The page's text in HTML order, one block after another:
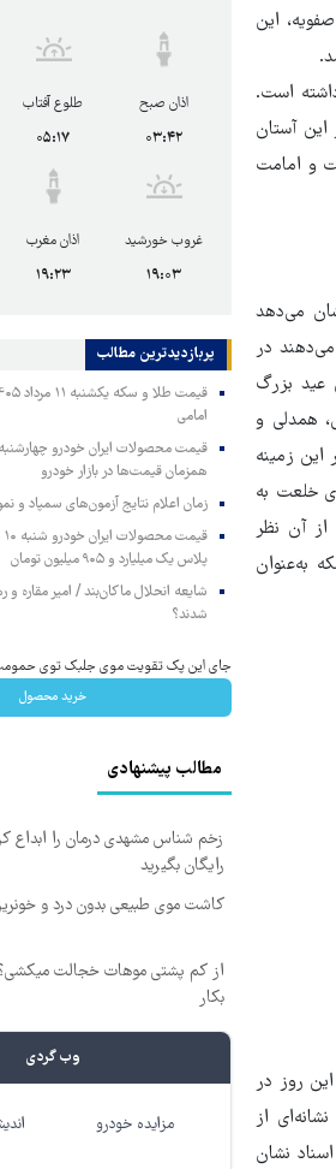
این
است.
آستان
و امامت
می‌دهد
در
عید بزرگ
همدلی و
زمینه
اعطای خلعت به
آن نظر
به‌عنوان
روز در
از
نشان
اذان صبح
۰۳:۴۲
طلوع آفتاب
۰۵:۱۷
غروب خورشید
۱۹:۰۳
اذان مغرب
۱۹:۲۳
پربازدیدترین‌ مطالب
امامی
همزمان قیمت‌ها در بازار خودرو
زمان اعلام نتایج آزمون‌های سمپاد
پلاس یک میلیارد و ۹۰۵ میلیون تومان
شایعه انحلال ماکان‌بند / امیر مقاره
شدند؟
جای این پک تقویت موی جلبک توی حمومت
خرید محصول
مطالب پیشنهادی
زخم شناس مشهدی درمان را ابداع
رایگان بگیرید
کاشت موی طبیعی بدون درد و
از کم پشتی موهات خجالت میکشی؟
بکار
وب گردی
مزایده خودرو